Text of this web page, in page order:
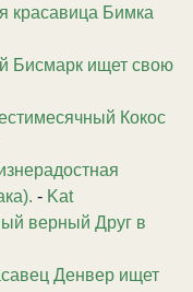
красавица Бимка
Бисмарк ищет свою
Кокос
- Kat
верный Друг в
Денвер ищет